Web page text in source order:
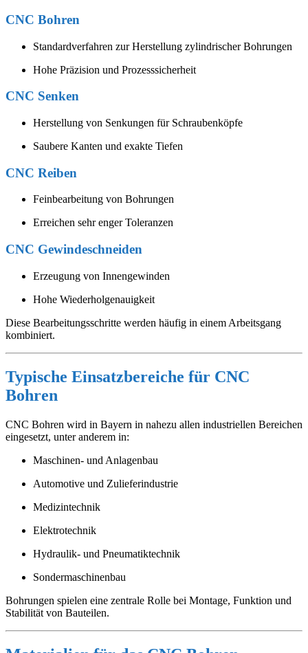
CNC Bohren
Standardverfahren zur Herstellung zylindrischer Bohrungen
Hohe Präzision und Prozesssicherheit
CNC Senken
Herstellung von Senkungen für Schraubenköpfe
Saubere Kanten und exakte Tiefen
CNC Reiben
Feinbearbeitung von Bohrungen
Erreichen sehr enger Toleranzen
CNC Gewindeschneiden
Erzeugung von Innengewinden
Hohe Wiederholgenauigkeit
Diese Bearbeitungsschritte werden häufig in einem Arbeitsgang
kombiniert.
Typische Einsatzbereiche für CNC
Bohren
CNC Bohren wird in Bayern in nahezu allen industriellen Bereichen
eingesetzt, unter anderem in:
Maschinen- und Anlagenbau
Automotive und Zulieferindustrie
Medizintechnik
Elektrotechnik
Hydraulik- und Pneumatiktechnik
Sondermaschinenbau
Bohrungen spielen eine zentrale Rolle bei Montage, Funktion und
Stabilität von Bauteilen.